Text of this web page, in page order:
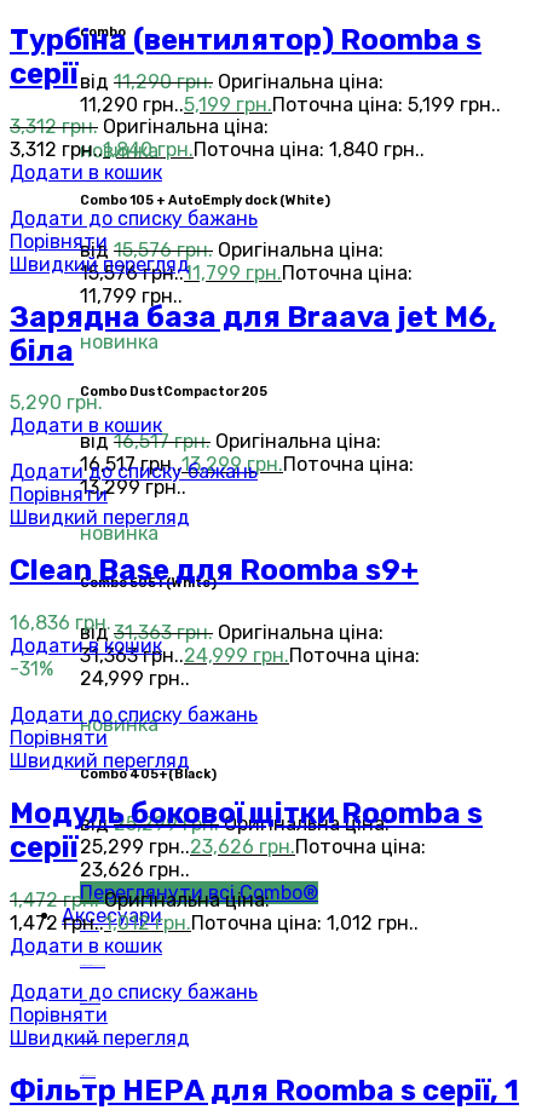
combo
від 11,290грн. Оригінальна ціна:
11,290 грн..5,199 грн.Поточна ціна: 5,199 грн..
новинка
Combo 105 + AutoEmply dock (White)
від 15,576грн. Оригінальна ціна:
15,576 грн..11,799 грн.Поточна ціна:
11,799 грн..
новинка
Combo DustCompactor 205
від16,517грн. Оригінальна ціна:
16,517 грн..13,299грн.Поточна ціна:
13,299 грн..
новинка
Сombo 505+(White)
від31,363грн. Оригінальна ціна:
31,363 грн..24,999 грн.Поточна ціна:
24,999 грн..
новинка
Сombo 405+(Black)
від25,299грн. Оригінальна ціна:
25,299 грн..23,626 грн.Поточна ціна:
23,626 грн..
Переглянути всі Combo®
Аксесуари
Турбіна (вентилятор) Roomba s
серії
3,312грн. Оригінальна ціна:
3,312 грн..1,840грн.Поточна ціна: 1,840 грн..
Додати в кошик
Додати до списку бажань
Порівняти
Швидкий перегляд
Зарядна база для Braava jet M6,
біла
5,290 грн.
Додати в кошик
Додати до списку бажань
Порівняти
Швидкий перегляд
Clean Base для Roomba s9+
16,836 грн.
Додати в кошик
-31%
Додати до списку бажань
Порівняти
Швидкий перегляд
Модуль бокової щітки Roomba s
серії
1,472грн. Оригінальна ціна:
1,472 грн..1,012грн.Поточна ціна: 1,012 грн..
Додати в кошик
Додати до списку бажань
Порівняти
Швидкий перегляд
Фільтр НЕРА для Roomba s серії, 1